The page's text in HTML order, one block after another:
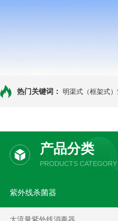
热门关键词： 明渠式（框架式
产品分类
PRODUCTS CATEGORY
紫外线杀菌器
大流量紫外线消毒器